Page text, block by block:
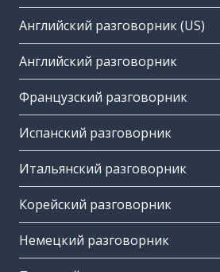
Английский разговорник (US)
Английский разговорник
Французский разговорник
Испанский разговорник
Итальянский разговорник
Корейский разговорник
Немецкий разговорник